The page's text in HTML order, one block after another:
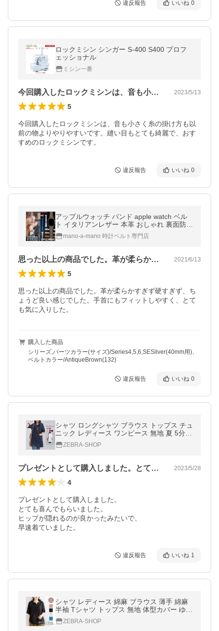
違反報告 いいね 0
ロックミシン シンガー S-400 S400 プロフ
ェッショナル
ミシン一番
今回購入したロックミシンは、音も小さく… 2023/5/13
5
今回購入したロックミシンは、音も小さく糸の掛け方も以
前の物よりやりやすいです。縫い目もとても綺麗で、おす
すめのロックミシンです。
違反報告 いいね 0
アップルウォッチ バンド apple watch ベル
ト イタリアンレザー 本革 おしゃれ 裏面防水
レディース 40mm 41mm 42mm 44mm 45m
m 46mm 49mm
mano-a-mano 時計ベルト専門店
思った以上の商品でした。革が柔らかすぎ… 2021/6/13
5
思った以上の商品でした。革が柔らかすぎず硬すぎず、ち
ょうど良い感じでした。手首にもフィットしやすく、とて
も気に入りした。
購入した商品
シリーズ,パーツカラー(サイズ)/Series4,5,6,SESilver(40mm用)、
ベルトカラー/AntiqueBrown(132)
違反報告 いいね 0
シャツ ロングシャツ ブラウス トップス チュ
ニック レディース ワンピース 無地 夏 5分袖
体型カバー 綿麻 ゆったり uネック 大きいサ
イズ 無地 ホワイト 白
ZEBRA-SHOP
プレゼントとして購入しました。とても喜… 2023/5/28
4
プレゼントとして購入しました。
とても喜んでもらいました。
ヒップが隠れるのが良かったみたいで、
早速着ていました。
違反報告 いいね 1
シャツ レディース 綿麻 ブラウス 薄手 綿麻
半袖 Tシャツ トップス 無地 体型カバー ゆっ
たり 大きいサイズ 夏新作 お出かけ 通勤
ZEBRA-SHOP